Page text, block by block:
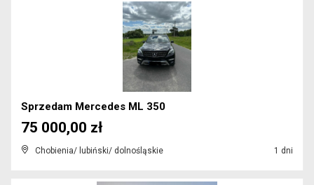
Sprzedam Mercedes ML 350
Chobienia/ lubiński/ dolnośląskie 1 dni
75 000,00 zł